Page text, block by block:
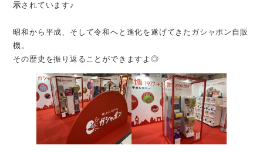
示されています♪
昭和から平成、そして令和へと進化を遂げてきたガシャポン自販
機。
その歴史を振り返ることができますよ◎